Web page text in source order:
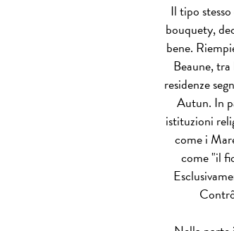
Il tipo
bouquety,
bene.
Beaune,
residenze
Autun. In
istituzioni
come i
come "il